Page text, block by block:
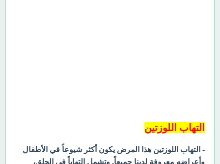
التهاب اللوزتين
- التهاب اللوزتين هذا المرض يكون أكثر شيوعاً في الأطفال
وأعراضه معروفة لدينا جميعاً. وتشمل التهاباً في الحلق،